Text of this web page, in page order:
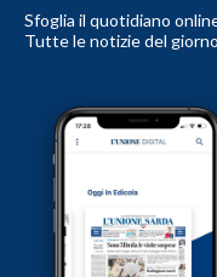
Sfoglia il quotidiano
Tutte le notizie del